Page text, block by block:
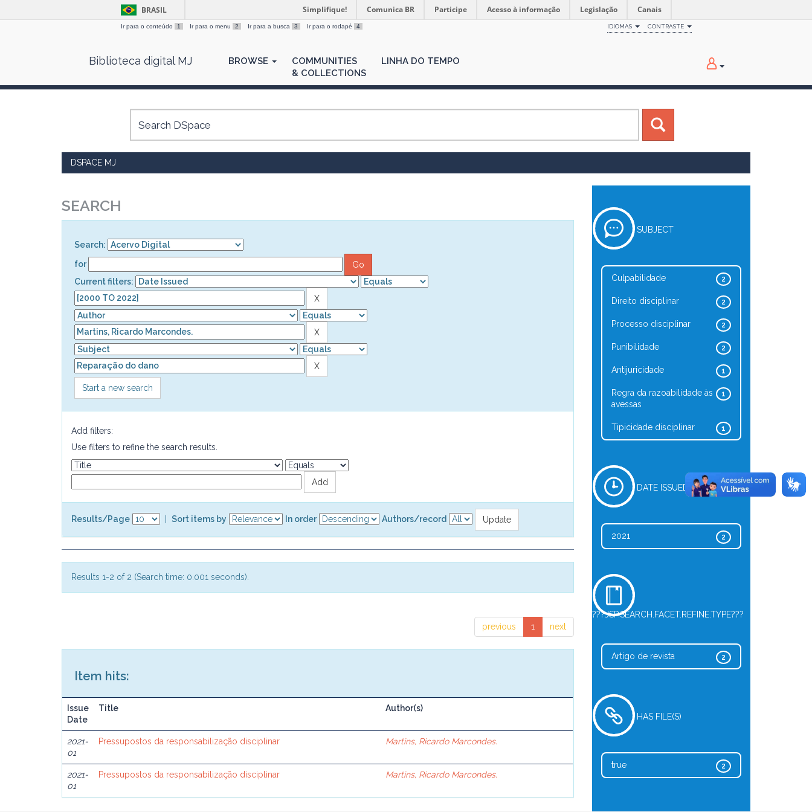
BRASIL Simplifique! Comunica BR Participe Acesso à informação Legislação Canais
Ir para o conteúdo 1 Ir para o menu 2 Ir para a busca 3 Ir para o rodapé 4 IDIOMAS CONTRASTE
Biblioteca digital MJ BROWSE
COMMUNITIES
& COLLECTIONS
LINHA DO TEMPO
DSPACE MJ
SEARCH
Search:
for
Current filters:
Start a new search
Add filters:
Use filters to refine the search results.
Results/Page Sort items by In order Authors/record
Results 1-2 of 2 (Search time: 0.001 seconds).
previous 1 next
Item hits:
Issue
Date
Title Author(s)
2021-
01
Pressupostos da responsabilização disciplinar Martins, Ricardo Marcondes.
2021-
01
Pressupostos da responsabilização disciplinar Martins, Ricardo Marcondes.
SUBJECT
2
Culpabilidade
2
Direito disciplinar
2
Processo disciplinar
2
Punibilidade
1
Antijuricidade
1
Regra da razoabilidade às
avessas
1
Tipicidade disciplinar
DATE ISSUED
2
2021
???JSP.SEARCH.FACET.REFINE.TYPE???
2
Artigo de revista
HAS FILE(S)
2
true